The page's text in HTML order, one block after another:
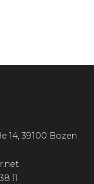
14, 39100 Bozen
11